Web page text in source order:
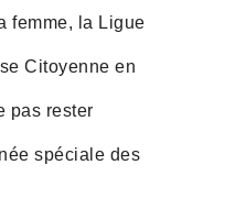
femme, la Ligue
Citoyenne en
pas rester
spéciale des